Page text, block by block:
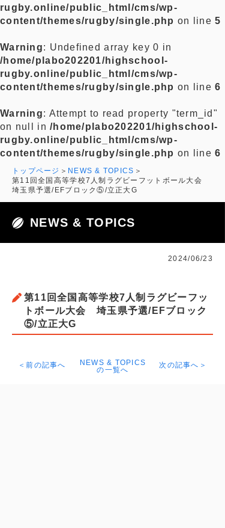
rugby.online/public_html/cms/wp-
content/themes/rugby/single.php on line5
Warning: Undefined array key 0 in
/home/plabo202201/highschool-
rugby.online/public_html/cms/wp-
content/themes/rugby/single.php on line6
Warning: Attempt to read property "term_id"
on null in/home/plabo202201/highschool-
rugby.online/public_html/cms/wp-
content/themes/rugby/single.php on line6
トップページ
NEWS & TOPICS
第11回全国高等学校7人制ラグビーフットボール大会
埼玉県予選/EFブロック⑤/立正大G
NEWS & TOPICS
2024/06/23
第11回全国高等学校7人制ラグビーフッ
トボール大会 埼玉県予選/EFブロック
⑤/立正大G
＜前の記事へ
NEWS & TOPICS
の一覧へ
次の記事へ＞